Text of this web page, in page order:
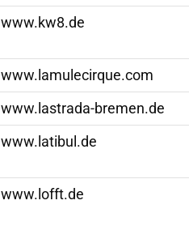
www.kw8.de
www.lamulecirque.com
www.lastrada-bremen.de
www.latibul.de
www.lofft.de